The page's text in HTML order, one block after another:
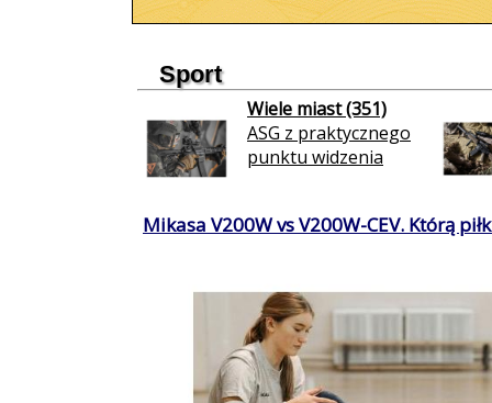
Sport
Wiele miast (351)
ASG z praktycznego
punktu widzenia
Mikasa V200W vs V200W-CEV. Którą